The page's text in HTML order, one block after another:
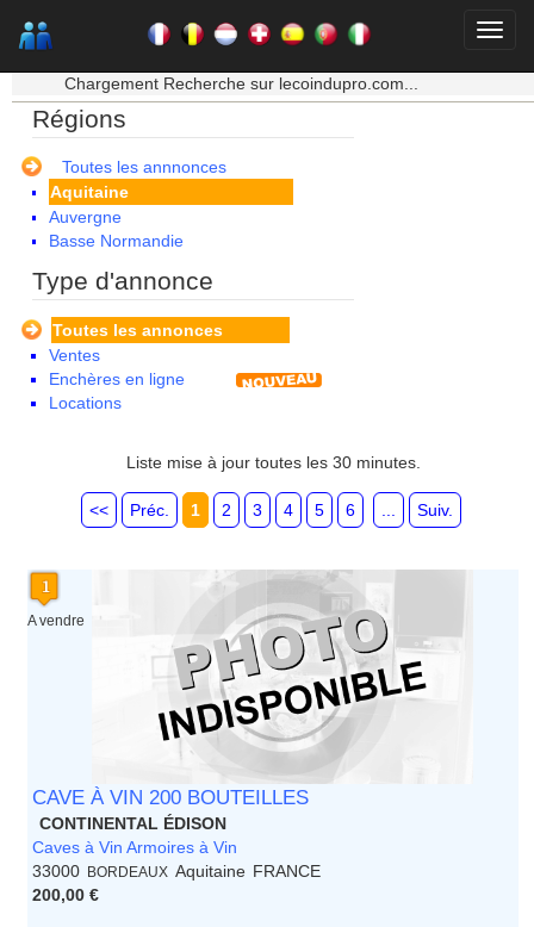
Chargement Recherche sur lecoindupro.com...
Régions
Toutes les annnonces
Alsace
Aquitaine
Auvergne
Basse Normandie
Bretagne
Champagne Ardenne
Corse
Franche Comte - Suisse
Guadeloupe
Haute Normandie
La Réunion
Languedoc Roussillon
Lorraine
Martinique
Mayotte
Midi Pyrenees - Espagne -
Nord Pas de Calais - Belgique -
Pays de la Loire
Poitou Charentes
Principauté de Monaco
Type d'annonce
Toutes les annonces
Ventes
Enchères en ligne
Locations
Liste mise à jour toutes les 30 minutes.
<< Préc. 1 2 3 4 5 6 Suiv.
A vendre
CAVE À VIN 200 BOUTEILLES
CONTINENTAL ÉDISON
Caves à Vin Armoires à Vin
33000 BORDEAUX Aquitaine FRANCE
200,00 €